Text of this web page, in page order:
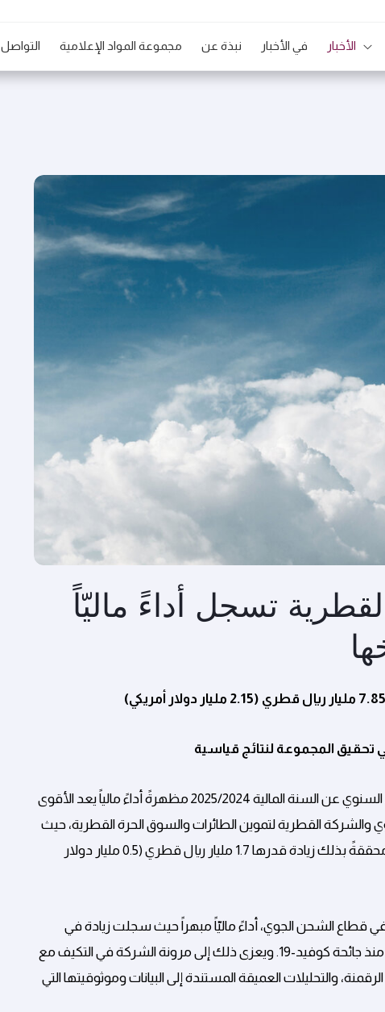
الأخبار نبذة عن مجموعة المواد الإعلامية في الأخبار التواصل
تسجل أداءً ماليّاً
5 مليار ريال قطري (2.15 مليار دولار أمريكي)
أصدرت مجموعة الخطوط الجوية القطرية تقريرها السنوي عن السنة المالية 2025/2024 مظهرةً أداءً مالياً يعد الأقوى
القطرية لتموين الطائرات والسوق الحرة القطرية، حيث
بلغ صافي الأرباح 7.85 مليار ريال قطري (2.15 مليار دولار أمريكي)، محققةً بذلك زيادة قدرها 1.7 مليار ريال قطري (0.5 مليار دولار
قطاع الشحن الجوي، أداءً ماليّاً مبهراً حيث سجلت زيادة في
الإيرادات بلغت نسبتها 17 بالمئة، محققةً بذلك أرباحاً تعدّ الأفضل منذ جائحة كوفيد-19. ويعزى ذلك إلى مرونة الشركة في التكيف مع
والتحليلات العميقة المستندة إلى البيانات وموثوقيتها التي